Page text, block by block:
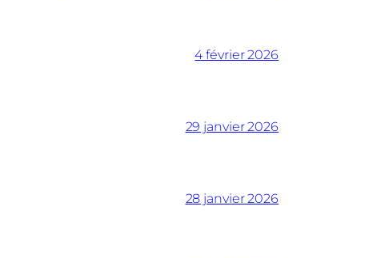
4 février 2026
29 janvier 2026
28 janvier 2026